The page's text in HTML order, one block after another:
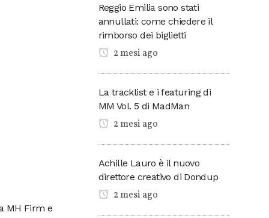
MH Firm e
Reggio Emilia sono stati
annullati: come chiedere il
rimborso dei biglietti
2 mesi ago
La tracklist e i featuring di
MM Vol. 5 di MadMan
2 mesi ago
Achille Lauro è il nuovo
direttore creativo di Dondup
2 mesi ago